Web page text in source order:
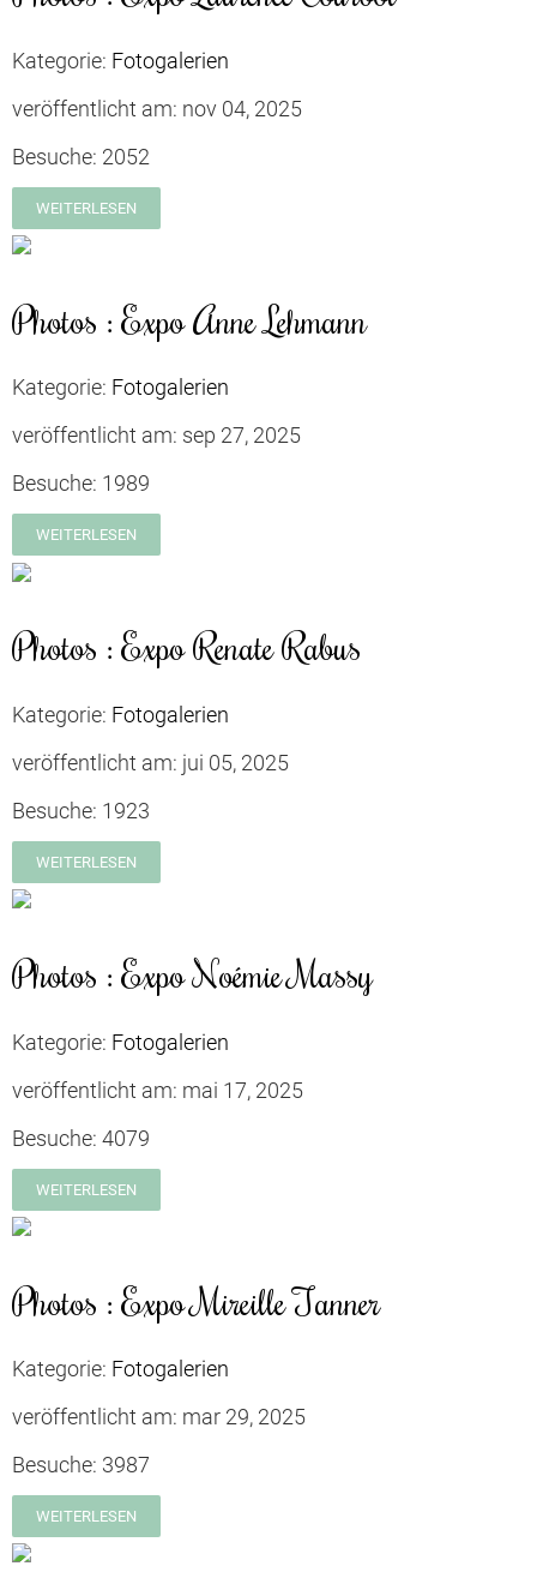
Kategorie: Fotogalerien
veröffentlicht am: nov 04, 2025
Besuche: 2052
WEITERLESEN
Photos : Expo Anne Lehmann
Kategorie: Fotogalerien
veröffentlicht am: sep 27, 2025
Besuche: 1989
WEITERLESEN
Photos : Expo Renate Rabus
Kategorie: Fotogalerien
veröffentlicht am: jui 05, 2025
Besuche: 1923
WEITERLESEN
Photos : Expo Noémie Massy
Kategorie: Fotogalerien
veröffentlicht am: mai 17, 2025
Besuche: 4079
WEITERLESEN
Photos : Expo Mireille Tanner
Kategorie: Fotogalerien
veröffentlicht am: mar 29, 2025
Besuche: 3987
WEITERLESEN